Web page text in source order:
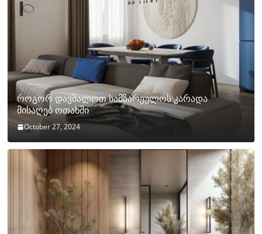
როგორ დავმალოთ სამზარეულოს კარადა
მისაღებ ოთახში
October 27, 2024